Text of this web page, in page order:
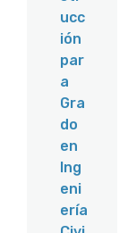
ucc
ión
par
a
Gra
do
en
Ing
eni
ería